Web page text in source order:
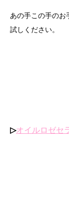
あの手この手のお
試しください。
▷オイルロゼセ